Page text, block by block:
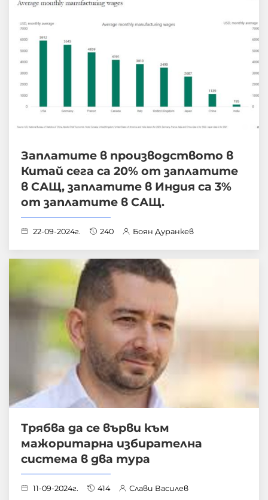
Заплатите в производството в
Китай сега са 20% от заплатите
в САЩ, заплатите в Индия са 3%
от заплатите в САЩ.
22-09-2024г. 240 Боян Дуранкев
Трябва да се върви към
мажоритарна избирателна
система в два тура
11-09-2024г. 414 Слави Василев